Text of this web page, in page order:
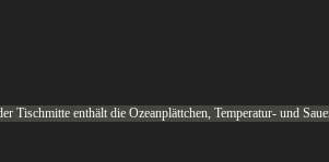
Tischmitte enthält die Ozeanplättchen, Temperatur- und